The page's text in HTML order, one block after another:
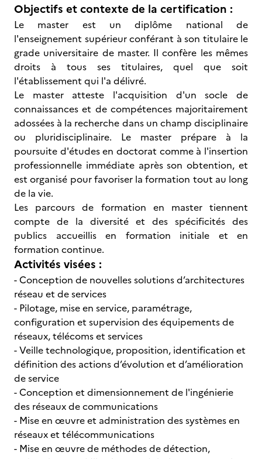
Objectifs et contexte de la certification :
Le master est un diplôme national de
l'enseignement supérieur conférant à son titulaire le
grade universitaire de master. Il confère les mêmes
droits à tous ses titulaires, quel que soit
l'établissement qui l'a délivré.
Le master atteste l'acquisition d'un socle de
connaissances et de compétences majoritairement
adossées à la recherche dans un champ disciplinaire
ou pluridisciplinaire. Le master prépare à la
poursuite d'études en doctorat comme à l'insertion
professionnelle immédiate après son obtention, et
est organisé pour favoriser la formation tout au long
de la vie.
Les parcours de formation en master tiennent
compte de la diversité et des spécificités des
publics accueillis en formation initiale et en
formation continue.
Activités visées :
- Conception de nouvelles solutions d’architectures
réseau et de services
- Pilotage, mise en service, paramétrage,
configuration et supervision des équipements de
réseaux, télécoms et services
- Veille technologique, proposition, identification et
définition des actions d’évolution et d’amélioration
de service
- Conception et dimensionnement de l'ingénierie
des réseaux de communications
- Mise en œuvre et administration des systèmes en
réseaux et télécommunications
- Mise en œuvre de méthodes de détection,